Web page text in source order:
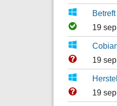
19
19
19